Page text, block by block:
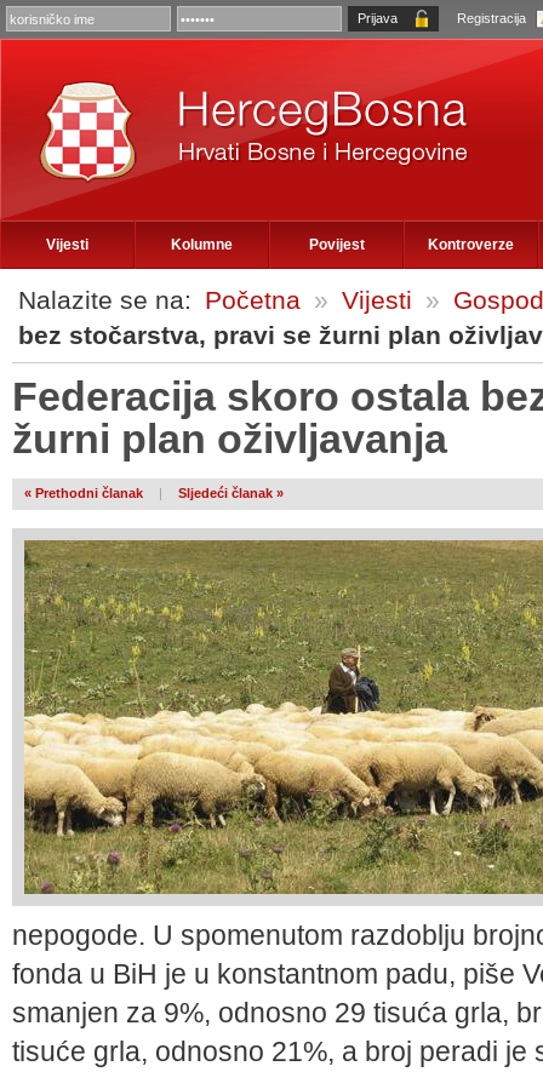
Registracija
Vijesti Kolumne Povijest Kontroverze
Nalazite se na: Početna » Vijesti »
bez stočarstva, pravi se žurni plan
Federacija skoro ostala
žurni plan oživljavanja
« Prethodni članak | Sljedeći članak »
nepogode. U spomenutom razdoblju
fonda u BiH je u konstantnom padu, piše
smanjen za 9%, odnosno 29 tisuća grla,
tisuće grla, odnosno 21%, a broj peradi je